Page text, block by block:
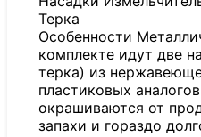
Терка
Особенности
комплекте идут две
терка) из
пластиковых
окрашиваются от
запахи и гораздо